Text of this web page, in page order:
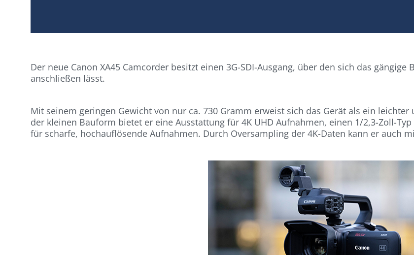
Der neue Canon XA45 Camcorder besitzt einen 3G-SDI-Ausgang, über den sich das
anschließen lässt.
Mit seinem geringen Gewicht von nur ca. 730 Gramm erweist sich das Gerät als ein
der kleinen Bauform bietet er eine Ausstattung für 4K UHD Aufnahmen, einen 1/2,3-Zoll-
für scharfe, hochauflösende Aufnahmen. Durch Oversampling der 4K-Daten kann er auch